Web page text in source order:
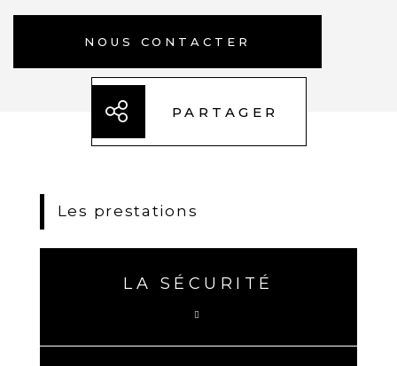
NOUS CONTACTER
PARTAGER
Les prestations
LA SÉCURITÉ